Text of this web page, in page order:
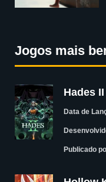
Jogos mais
Hades II
Data de
Publicado